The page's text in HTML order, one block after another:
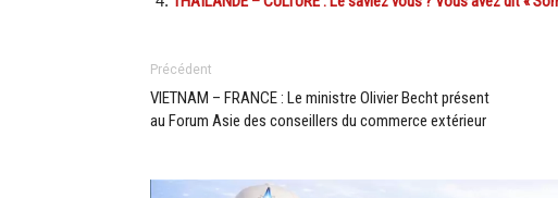
Précédent
VIETNAM – FRANCE : Le ministre Olivier Becht présent
au Forum Asie des conseillers du commerce extérieur